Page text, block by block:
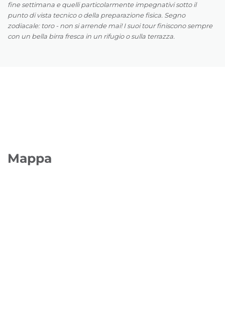
fine settimana e quelli particolarmente impegnativi sotto il
punto di vista tecnico o della preparazione fisica. Segno
zodiacale: toro - non si arrende mai! I suoi tour finiscono sempre
con un bella birra fresca in un rifugio o sulla terrazza.
Mappa